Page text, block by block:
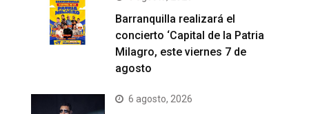
Barranquilla realizará el
concierto ‘Capital de la Patria
Milagro, este viernes 7 de
agosto
6 agosto, 2026